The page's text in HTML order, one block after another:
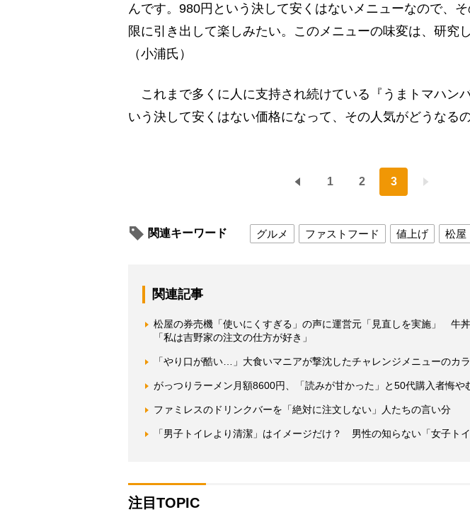
んです。980円という決して安くはないメニューなので、
限に引き出して楽しみたい。このメニューの味変は、研究
（小浦氏）
これまで多くに人に支持され続けている『うまトマハン
いう決して安くはない価格になって、その人気がどうなる
1 2 3
関連キーワード グルメ ファストフード 値上げ 松屋
関連記事
松屋の券売機「使いにくすぎる」の声に運営元「見直しを実施」 牛
「私は吉野家の注文の仕方が好き」
「やり口が酷い…」大食いマニアが撃沈したチャレンジメニューのカ
がっつりラーメン月額8600円、「読みが甘かった」と50代購入者悔や
ファミレスのドリンクバーを「絶対に注文しない」人たちの言い分
「男子トイレより清潔」はイメージだけ？ 男性の知らない「女子ト
注目TOPIC